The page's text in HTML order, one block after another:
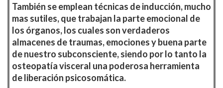
También se emplean técnicas de inducción, mucho
mas sutiles, que trabajan la parte emocional de
los órganos, los cuales son verdaderos
almacenes de traumas, emociones y buena parte
de nuestro subconsciente, siendo por lo tanto la
osteopatía visceral una poderosa herramienta
de liberación psicosomática.